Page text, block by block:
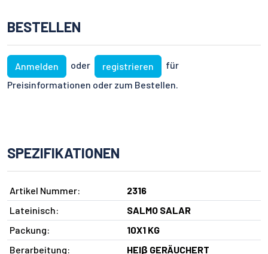
BESTELLEN
Anmelden oder registrieren
für
Preisinformationen oder zum Bestellen.
SPEZIFIKATIONEN
Artikel Nummer:
2316
Lateinisch:
SALMO SALAR
Packung:
10X1 KG
Berarbeitung:
HEIβ GERÄUCHERT